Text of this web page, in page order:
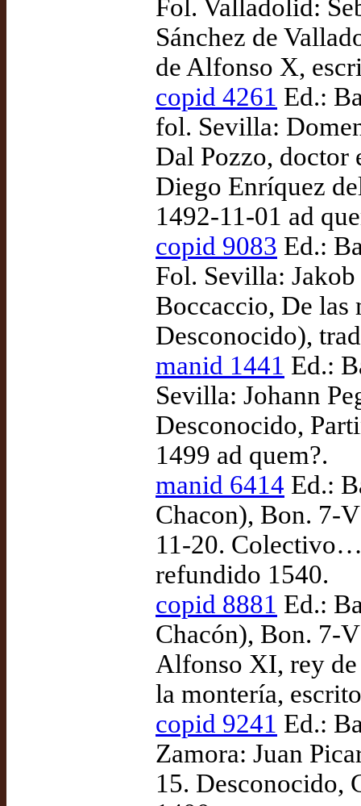
Fol. Valladolid:
Sánchez de
de Alfonso X,
copid 4261 Ed.:
fol. Sevilla:
Dal Pozzo, doctor
Diego Enríquez
1492-11-01 ad
copid 9083 Ed.:
Fol. Sevilla:
Boccaccio, De las
Desconocido),
manid 1441 Ed.:
Sevilla: Johann
Desconocido,
1499 ad quem?.
manid 6414 Ed.:
Chacon), Bon. 7-
11-20.
refundido 1540.
copid 8881 Ed.:
Chacón), Bon. 7-
Alfonso XI, rey
la montería,
copid 9241 Ed.:
Zamora: Juan
15. Desconocido,